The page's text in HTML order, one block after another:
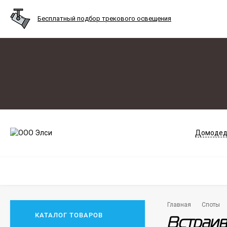
Бесплатный подбор трекового освещения
КАТАЛОГ ТОВАРОВ
Главная Споты